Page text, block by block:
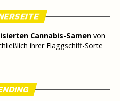
Cannabis-Samenvon
ihrer Flaggschiff-Sorte